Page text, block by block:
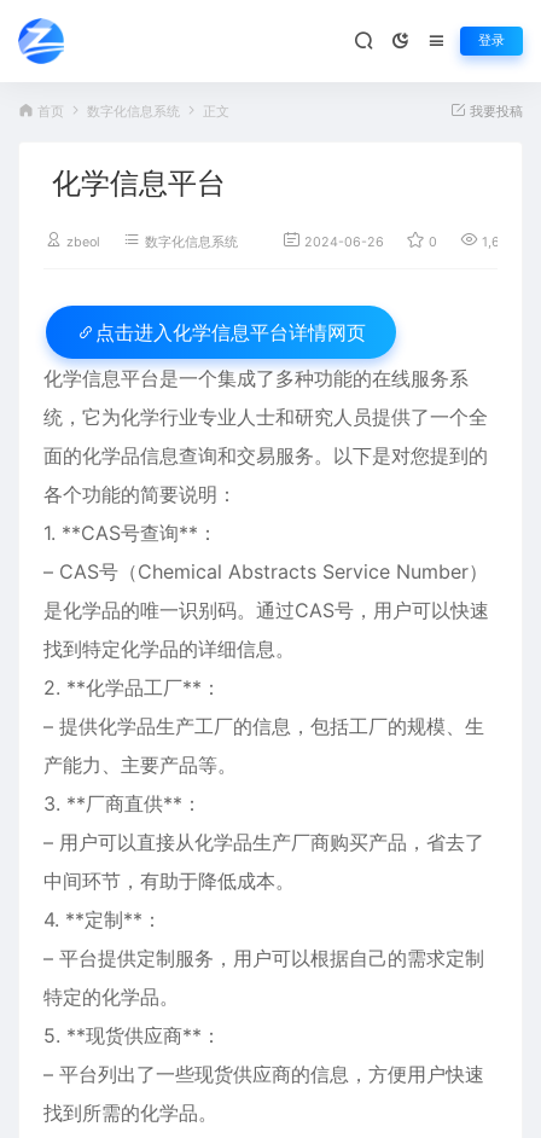
登录
首页 数字化信息系统 正文 我要投稿
化学信息平台
zbeol 数字化信息系统 2024-06-26 0 1,612
点击进入 化学信息平台详情网页
化学信息平台是一个集成了多种功能的在线服务系
统，它为化学行业专业人士和研究人员提供了一个全
面的化学品信息查询和交易服务。以下是对您提到的
各个功能的简要说明：
1. **CAS号查询**：
– CAS号（Chemical Abstracts Service Number）
是化学品的唯一识别码。通过CAS号，用户可以快速
找到特定化学品的详细信息。
2. **化学品工厂**：
– 提供化学品生产工厂的信息，包括工厂的规模、生
产能力、主要产品等。
3. **厂商直供**：
– 用户可以直接从化学品生产厂商购买产品，省去了
中间环节，有助于降低成本。
4. **定制**：
– 平台提供定制服务，用户可以根据自己的需求定制
特定的化学品。
5. **现货供应商**：
– 平台列出了一些现货供应商的信息，方便用户快速
找到所需的化学品。